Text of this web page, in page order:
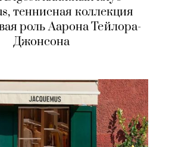
теннисная коллекция
роль Аарона Тейлора-
Джонсона